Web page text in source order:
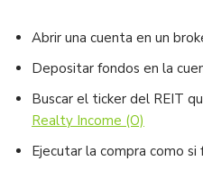
Abrir una cuenta en un
Depositar fondos en la
Buscar el ticker del REIT
Realty Income (O)
Ejecutar la compra como si